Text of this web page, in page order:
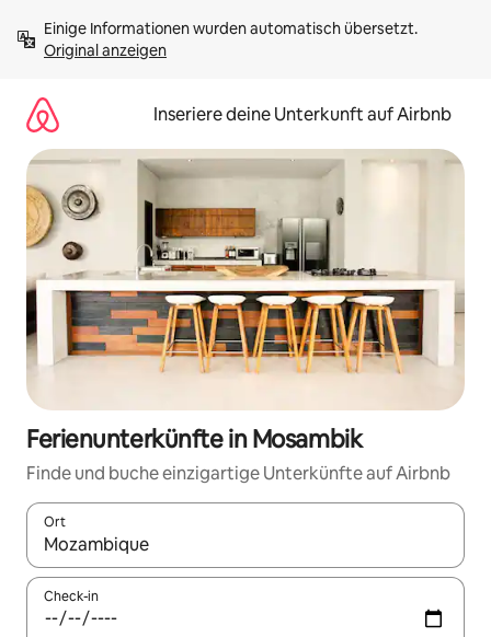
Inhalten
springenOriginal anzeigen
Inseriere deine Unterkunft auf Airbnb
Ferienunterkünfte in Mosambik
Finde und buche einzigartige Unterkünfte auf Airbnb
Ort
Wenn Ergebnisse verfügbar sind, navigiere mit den
Check-in